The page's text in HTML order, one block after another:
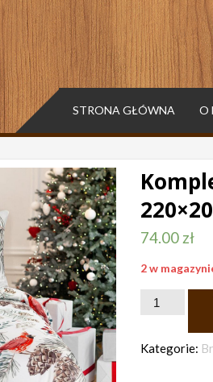
STRONA GŁÓWNA O
74.00 zł
2 w
ilość
Pościeli
Kategorie: